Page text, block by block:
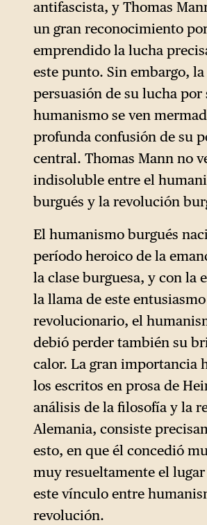
antifascista, y Thomas
un gran reconocimiento
emprendido la lucha
este punto. Sin embargo,
persuasión de su lucha por
humanismo se ven
profunda confusión de su
central. Thomas Mann no
indisoluble entre el
burgués y la revolución
El humanismo burgués
período heroico de la
la clase burguesa, y con la
la llama de este entusiasmo
revolucionario, el
debió perder también su
calor. La gran importancia
los escritos en prosa de
análisis de la filosofía y la
Alemania, consiste
esto, en que él concedió
muy resueltamente el
este vínculo entre
revolución.